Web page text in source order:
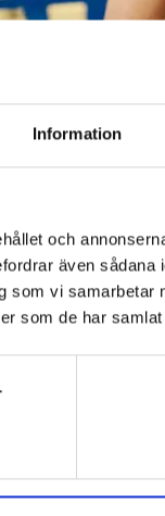
Information
och
även sådana
som vi
som de har
Foto:
assisterande